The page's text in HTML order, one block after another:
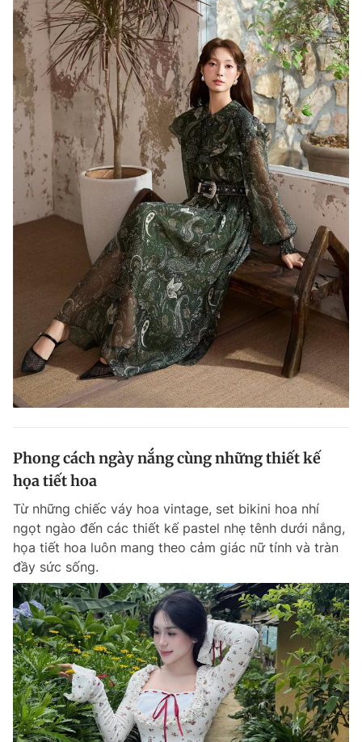
Theo dõi báo trên
Hotline
0906 645 777
Liên hệ quảng cáo
0908 780 404
Đặt báo Quảng cáo RSS Tòa soạn Chính sách bảo
Tổng biên tập: Nguyễn Ngọc Toàn
Phó tổng biên tập thường trực: Hải Thành
Phó tổng biên tập: Lâm Hiếu Dũng
Phó tổng biên tập: Trần Việt Hưng
Tổng thư ký tòa soạn: Đức Trung
Giấy phép xuất bản số 110/GP - BTTTT cấp ngày 24.3.2020
© 2003-2026 Bản quyền thuộc về Báo Thanh Niên. Cấm sao chép
dưới mọi hình thức nếu không có sự chấp thuận bằng văn bản.
Phát triển bởi ePi Technologies, JSC.
Phong cách ngày nắng cùng những thiết kế
họa tiết hoa
Từ những chiếc váy hoa vintage, set bikini hoa nhí
ngọt ngào đến các thiết kế pastel nhẹ tênh dưới nắng,
họa tiết hoa luôn mang theo cảm giác nữ tính và tràn
đầy sức sống.